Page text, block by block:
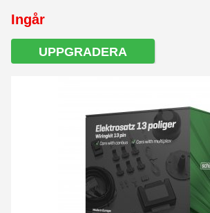
Ingår
UPPGRADERA